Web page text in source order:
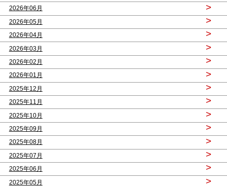
2026年06月 >
2026年05月 >
2026年04月 >
2026年03月 >
2026年02月 >
2026年01月 >
2025年12月 >
2025年11月 >
2025年10月 >
2025年09月 >
2025年08月 >
2025年07月 >
2025年06月 >
2025年05月 >